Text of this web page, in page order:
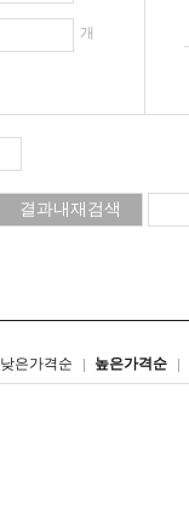
개
낮은가격순 높은가격순